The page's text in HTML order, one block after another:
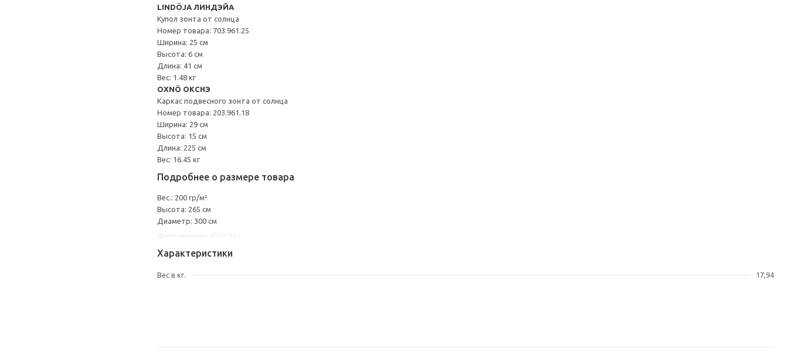
LINDÖJA ЛИНДЭЙА
Купол зонта от солнца
Номер товара: 703.961.25
Ширина: 25 см
Высота: 6 см
Длина: 41 см
Вес: 1.48 кг
OXNÖ ОКСНЭ
Каркас подвесного зонта от солнца
Номер товара: 203.961.18
Ширина: 29 см
Высота: 15 см
Длина: 225 см
Вес: 16.45 кг
Подробнее о размере товара
Вес.: 200 гр/м²
Высота: 265 см
Диаметр: 300 см
Характеристики
Вес в кг. 17,94